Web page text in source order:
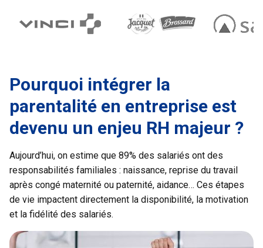
Pourquoi intégrer la
parentalité en entreprise est
devenu un enjeu RH majeur ?
Aujourd’hui, on estime que 89% des salariés ont des
responsabilités familiales : naissance, reprise du travail
après congé maternité ou paternité, aidance… Ces étapes
de vie impactent directement la disponibilité, la motivation
et la fidélité des salariés.